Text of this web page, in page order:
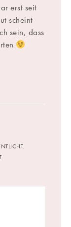
erst seit
scheint
sein, dass